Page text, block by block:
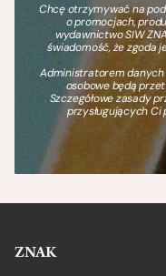
Chcę otrzymywać na
o promocjach,
wydawnictwo SIW
świadomość, że zgoda
Administratorem danych
osobowe będą
Szczegółowe zasady
przysługujących
ZNAK